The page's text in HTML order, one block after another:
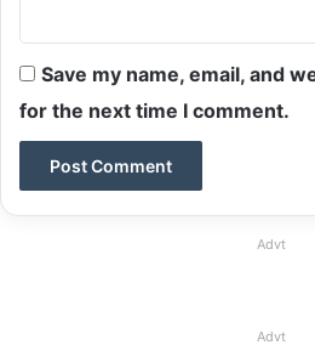
Save my name, email, and
for the next time I comment.
Advt
Advt